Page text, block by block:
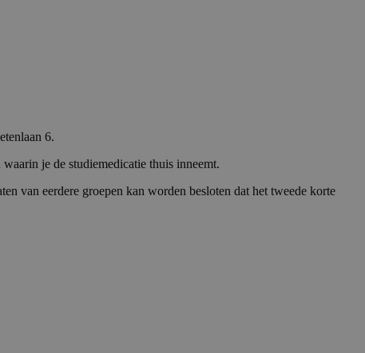
6.
je de studiemedicatie thuis inneemt.
van eerdere groepen kan worden besloten dat het tweede korte